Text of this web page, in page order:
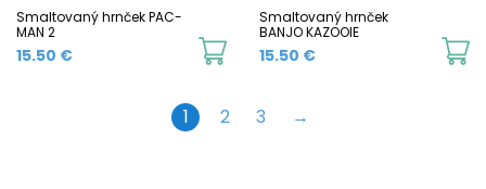
chosen
on
product
Smaltovaný hrnček PAC-
MAN 2
15.50 €
This
has
Smaltovaný hrnček
BANJO KAZOOIE
15.50 €
1 2 3 →